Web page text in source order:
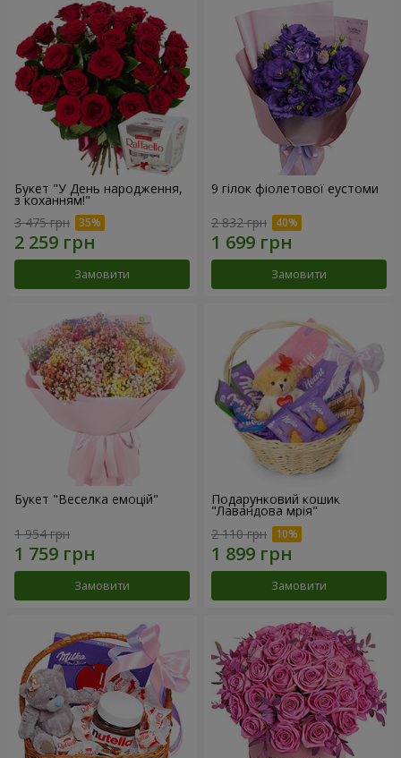
Букет "У День народження,
з коханням!"
3 475 грн
Замовити
9 гілок фіолетової еустоми
2 832 грн
Замовити
Букет "Веселка емоцій"
1 954 грн
Замовити
Подарунковий кошик
"Лавандова мрія"
2 110 грн
Замовити